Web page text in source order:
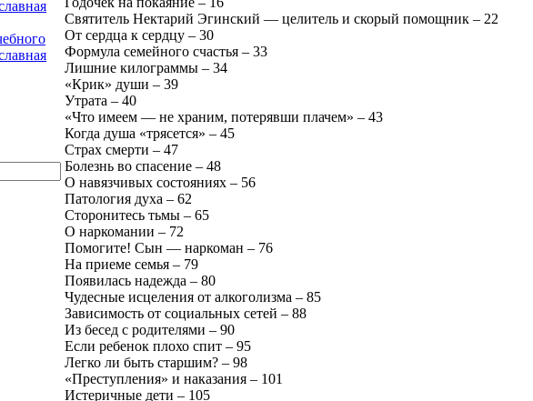
Святитель Нектарий Эгинский — целитель и скорый помощник – 22
От сердца к сердцу – 30
Формула семейного счастья – 33
Лишние килограммы – 34
«Крик» души – 39
Утрата – 40
«Что имеем — не храним, потерявши плачем» – 43
Когда душа «трясется» – 45
Страх смерти – 47
Болезнь во спасение – 48
О навязчивых состояниях – 56
Патология духа – 62
Сторонитесь тьмы – 65
О наркомании – 72
Помогите! Сын — наркоман – 76
На приеме семья – 79
Появилась надежда – 80
Чудесные исцеления от алкоголизма – 85
Зависимость от социальных сетей – 88
Из бесед с родителями – 90
Если ребенок плохо спит – 95
Легко ли быть старшим? – 98
«Преступления» и наказания – 101
Истеричные дети – 105